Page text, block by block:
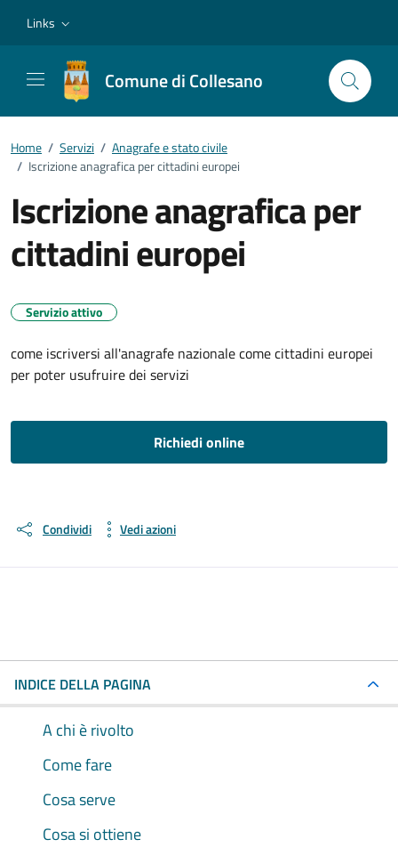
Links
Comune di Collesano
Home / Servizi / Anagrafe e stato civile
/ Iscrizione anagrafica per cittadini europei
Iscrizione anagrafica per
cittadini europei
Servizio attivo
come iscriversi all'anagrafe nazionale come cittadini europei
per poter usufruire dei servizi
Richiedi online
Condividi Vedi azioni
INDICE DELLA PAGINA
A chi è rivolto
Come fare
Cosa serve
Cosa si ottiene